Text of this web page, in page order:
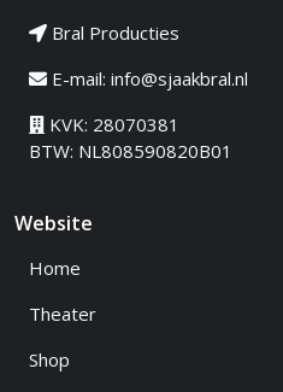
Bral Producties
E-mail: info@sjaakbral.nl
KVK: 28070381
BTW: NL808590820B01
Website
Home
Theater
Shop